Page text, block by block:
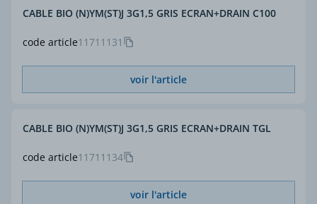
code article11711131
CABLE BIO (N)YM(ST)J 3G1,5 GRIS ECRAN+DRAIN C100
voir l'article
code article11711134
CABLE BIO (N)YM(ST)J 3G1,5 GRIS ECRAN+DRAIN TGL
voir l'article